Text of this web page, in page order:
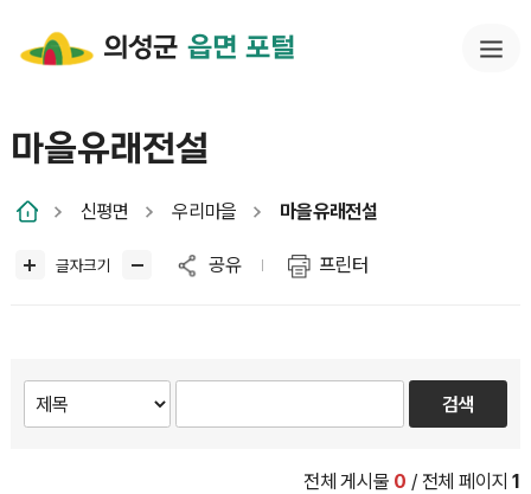
의성군 읍면 포털
마을유래전설
신평면 우리마을 마을유래전설
글자크기 공유 프린터
전체 게시물 0 / 전체 페이지1